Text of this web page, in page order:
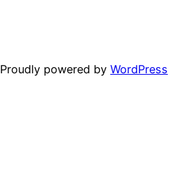
Proudly powered by WordPress